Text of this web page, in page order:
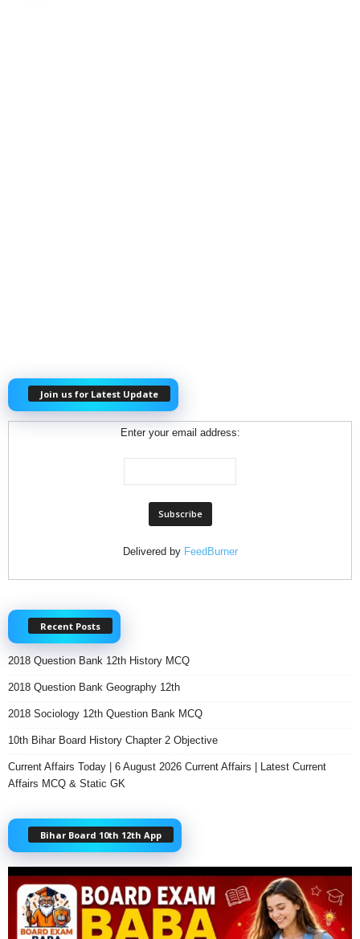
Join us for Latest Update
Enter your email address:
Delivered by FeedBurner
Recent Posts
2018 Question Bank 12th History MCQ
2018 Question Bank Geography 12th
2018 Sociology 12th Question Bank MCQ
10th Bihar Board History Chapter 2 Objective
Current Affairs Today | 6 August 2026 Current Affairs | Latest Current
Affairs MCQ & Static GK
Bihar Board 10th 12th App